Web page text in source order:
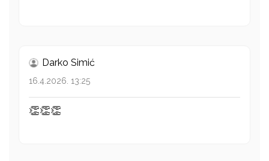
Darko Simić
16.4.2026. 13:25
👏👏👏